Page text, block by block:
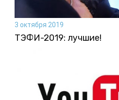
3 октября 2019
ТЭФИ-2019: лучшие!